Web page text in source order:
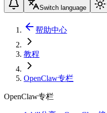
Switch language
帮助中心
教程
OpenClaw专栏
OpenClaw专栏